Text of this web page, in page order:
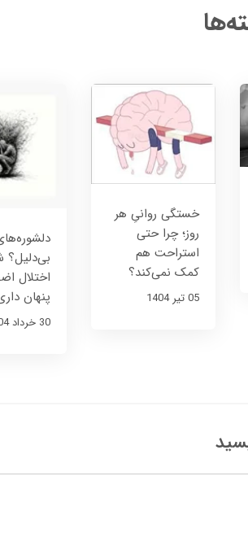
خستگی روانیِ هر
روز؛ چرا حتی
استراحت هم
کمک نمی‌کند؟
05 تير 1404
بی‌دلیل؟
اختلال
پنهان
30 خرداد 1404